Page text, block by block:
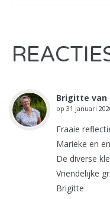
Brigitte van
op 31 januari
Fraaie
Marieke en
De diverse
Vriendelijke
Brigitte